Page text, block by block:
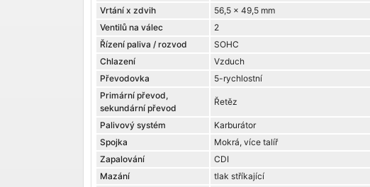
Vrtání x zdvih
56,5 x 49,5 mm
Ventilů na válec
2
Řízení paliva / rozvod
SOHC
Chlazení
Vzduch
Převodovka
5-rychlostní
Primární převod,
sekundární převod
Řetěz
Palivový systém
Karburátor
Spojka
Mokrá, více talíř
Zapalování
CDI
Mazání
tlak stříkající